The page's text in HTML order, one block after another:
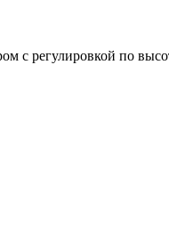
с регулировкой по